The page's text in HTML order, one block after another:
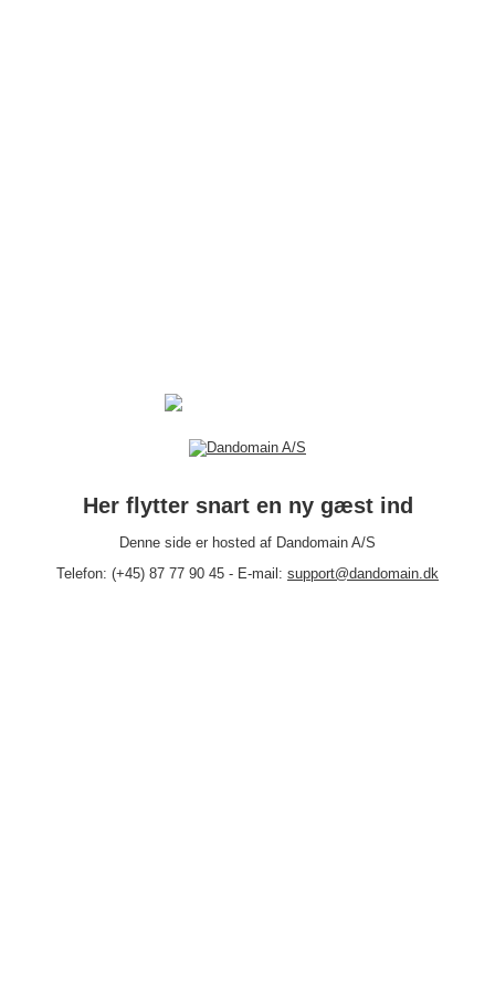
Her flytter snart en ny gæst ind
Denne side er hosted af Dandomain A/S
Telefon: (+45) 87 77 90 45 - E-mail: support@dandomain.dk